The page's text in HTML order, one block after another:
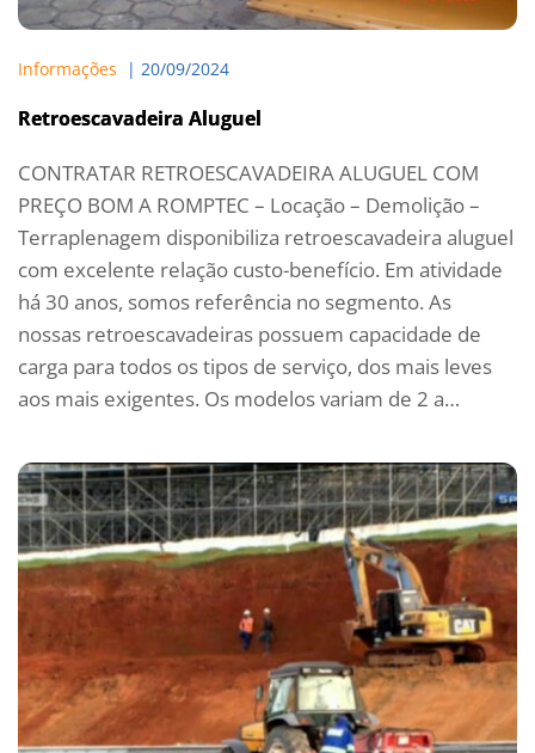
Informações
  |
20/09/2024
Retroescavadeira Aluguel
CONTRATAR RETROESCAVADEIRA ALUGUEL COM
PREÇO BOM A ROMPTEC – Locação – Demolição –
Terraplenagem disponibiliza retroescavadeira aluguel
com excelente relação custo-benefício. Em atividade
há 30 anos, somos referência no segmento. As
nossas retroescavadeiras possuem capacidade de
carga para todos os tipos de serviço, dos mais leves
aos mais exigentes. Os modelos variam de 2 a…